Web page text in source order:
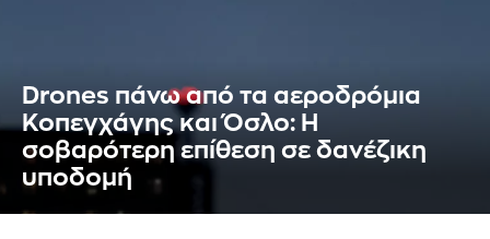
Drones πάνω από τα αεροδρόμια
Κοπεγχάγης και Όσλο: Η
σοβαρότερη επίθεση σε δανέζικη
υποδομή